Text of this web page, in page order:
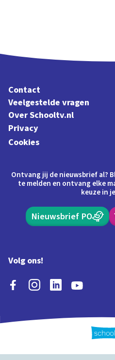
Contact
Veelgestelde vragen
Over Schooltv.nl
Privacy
Cookies
Ontvang jij de nieuwsbrief al?
te melden en ontvang elke
keuze in
Nieuwsbrief PO
Volg ons!